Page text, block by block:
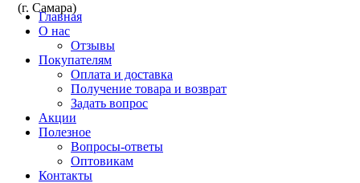
(г. Самара)
Главная
О нас
Отзывы
Покупателям
Оплата и доставка
Получение товара и возврат
Задать вопрос
Акции
Полезное
Вопросы-ответы
Оптовикам
Контакты